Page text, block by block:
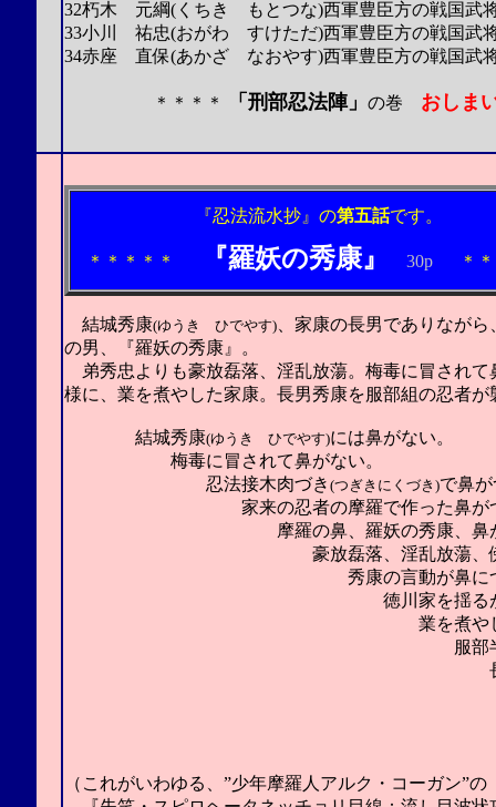
32朽木 元綱(くちき もとつな)西軍豊臣方の戦国武
33小川 祐忠(おがわ すけただ)西軍豊臣方の戦国武
34赤座 直保(あかざ なおやす)西軍豊臣方の戦国武
＊＊＊＊ 「刑部忍法陣」 の巻 おしま
『忍法流水抄』の第五話です。
＊＊＊＊＊ 『羅妖の秀康』 30p ＊
結城秀康(ゆうき ひでやす)
家康の長男でありなが
の男、
『羅妖の秀康』
。
弟秀忠よりも豪放磊落、淫乱放蕩。梅毒に冒されて
様に、業を煮やした家康。 長男秀康を服部組の忍者が
結城秀康(ゆうき ひでやす)には鼻がない。
梅毒に冒されて鼻がない。
忍法接木肉づき (つぎきにくづき)で鼻
家来の忍者の摩羅で作った鼻が
摩羅の鼻、 羅妖の秀康、 鼻
豪放磊落、淫乱放蕩、
秀康の言動が鼻に
徳川家を揺る
業を煮や
服部
長
（これがいわゆる、”少年摩羅人アルク・コーガン”の